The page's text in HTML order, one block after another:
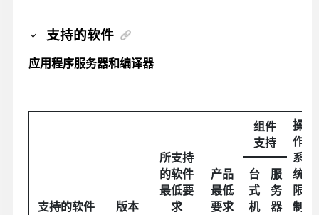
支持的软件
应用程序服务器和编译器
支持的软件 版本
所支持
的软件
最低要
求
产品
最低
要求
组件
支持
操
作
系
统
限
制
台
式
机
服
务
器